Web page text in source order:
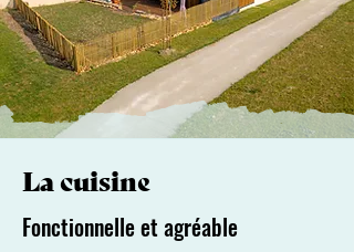
La cuisine
Fonctionnelle et agréable